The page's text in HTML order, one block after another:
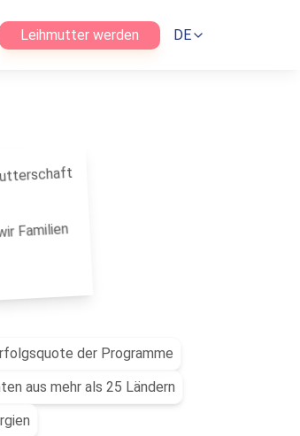
Leihmutter werden DE
Familien
der Programme
aus mehr als 25 Ländern